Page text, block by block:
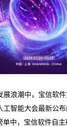
浪潮中，宝信软件
工智能大会最新公
单中，宝信软件自